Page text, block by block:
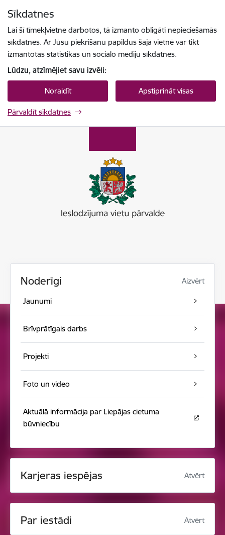
Sīkdatnes
Lai šī tīmekļvietne darbotos, tā izmanto obligāti nepieciešamās
sīkdatnes. Ar Jūsu piekrišanu papildus šajā vietnē var tikt
izmantotas statistikas un sociālo mediju sīkdatnes.
Lūdzu, atzīmējiet savu izvēli:
Noraidīt Apstiprināt visas
Pārvaldīt sīkdatnes
Noderīgi Aizvērt
Jaunumi
Brīvprātīgais darbs
Projekti
Foto un video
Aktuālā informācija par Liepājas cietuma
būvniecību
Karjeras iespējas Atvērt
Par iestādi Atvērt